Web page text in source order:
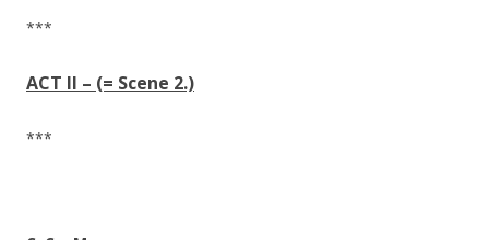
***
ACT II – (= Scene 2.)
***